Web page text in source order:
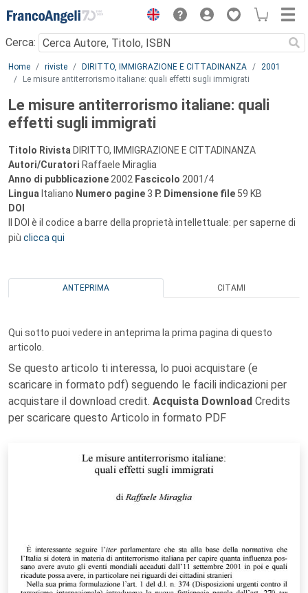
Menu
Cerca:
Main content
Home riviste DIRITTO, IMMIGRAZIONE E CITTADINANZA
2001
Le misure antiterrorismo italiane: quali effetti sugli immigrati
Le misure antiterrorismo italiane: quali
effetti sugli immigrati
Titolo Rivista DIRITTO, IMMIGRAZIONE E CITTADINANZA
Autori/Curatori Raffaele Miraglia
Anno di pubblicazione 2002 Fascicolo 2001/4
Lingua Italiano Numero pagine 3 P. Dimensione file 59 KB
DOI
Il DOI è il codice a barre della proprietà intellettuale: per saperne di
più clicca qui
ANTEPRIMA CITAMI
Qui sotto puoi vedere in anteprima la prima pagina di questo
articolo.
Se questo articolo ti interessa, lo puoi acquistare (e
scaricare in formato pdf) seguendo le facili indicazioni per
acquistare il download credit. Acquista Download Credits
per scaricare questo Articolo in formato PDF